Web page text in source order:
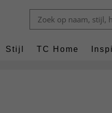
Stijl TC Home